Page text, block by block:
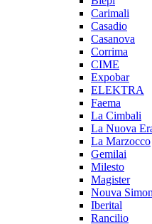
Carimali
Casadio
Casanova
Corrima
CIME
Expobar
ELEKTRA
Faema
La Cimbali
La Nuova
La Marzocco
Gemilai
Milesto
Magister
Nouva
Iberital
Rancilio